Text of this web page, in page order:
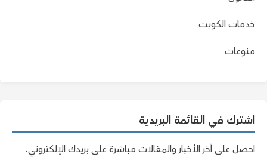
خدمات الكويت
منوعات
اشترك في القائمة البريدية
احصل على آخر الأخبار والمقالات مباشرة على بريدك الإلكتروني.